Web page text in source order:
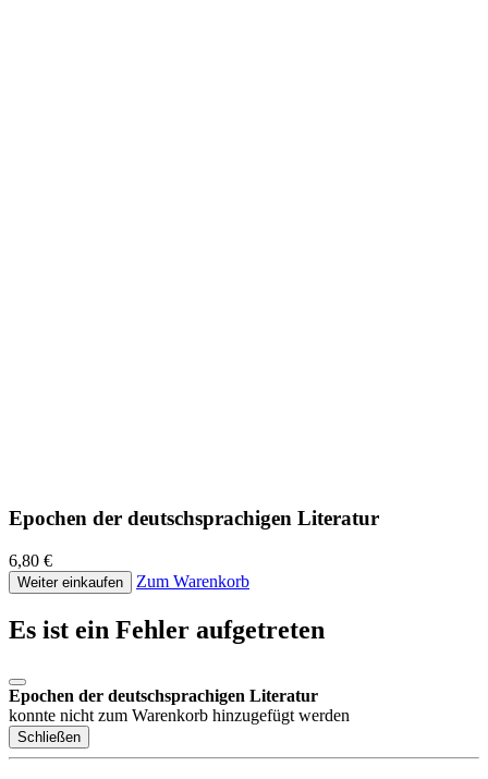
Epochen der deutschsprachigen Literatur
6,80 €
Weiter einkaufen Zum Warenkorb
Es ist ein Fehler aufgetreten
Epochen der deutschsprachigen Literatur
konnte nicht zum Warenkorb hinzugefügt werden
Schließen